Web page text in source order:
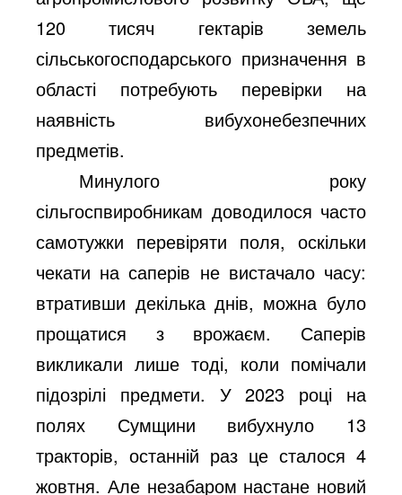
120 тисяч гектарів земель
сільськогосподарського призначення в
області потребують перевірки на
наявність вибухонебезпечних
предметів.
Минулого року
сільгоспвиробникам доводилося часто
самотужки перевіряти поля, оскільки
чекати на саперів не вистачало часу:
втративши декілька днів, можна було
прощатися з врожаєм. Саперів
викликали лише тоді, коли помічали
підозрілі предмети. У 2023 році на
полях Сумщини вибухнуло 13
тракторів, останній раз це сталося 4
жовтня. Але незабаром настане новий